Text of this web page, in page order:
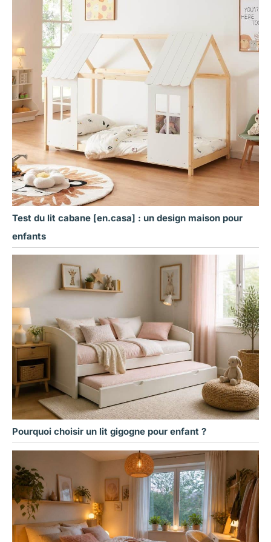
Test du lit cabane [en.casa] : un design maison pour
enfants
Pourquoi choisir un lit gigogne pour enfant ?